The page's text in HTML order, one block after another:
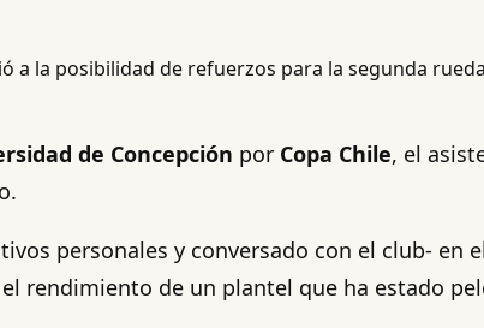
de Concepción por Copa Chile, el
personales y conversado con el club-
rendimiento de un plantel que ha estado